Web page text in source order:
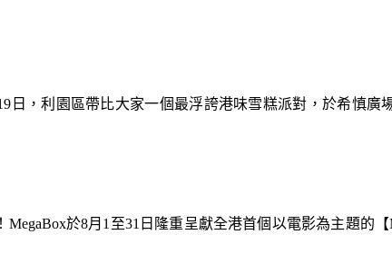
日，利園區帶比大家一個最浮誇港味雪糕派對，於希慎
於8月1至31日隆重呈獻全港首個以電影為主題的